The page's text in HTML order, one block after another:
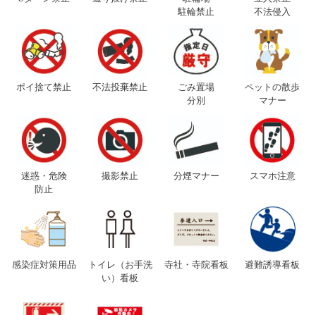
駐輪禁止
不法侵入
ポイ捨て禁止 不法投棄禁止
ごみ置場
分別
ペットの散歩
マナー
迷惑・危険
防止
撮影禁止 分煙マナー スマホ注意
感染症対策用品
トイレ（お手洗
い）看板
寺社・寺院看板 避難誘導看板